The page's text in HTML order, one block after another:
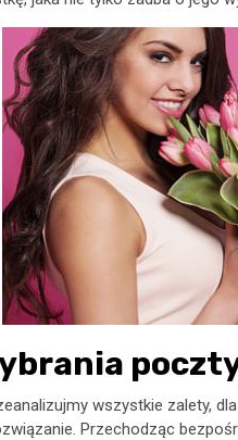
wszystkie zalety,
Przechodząc